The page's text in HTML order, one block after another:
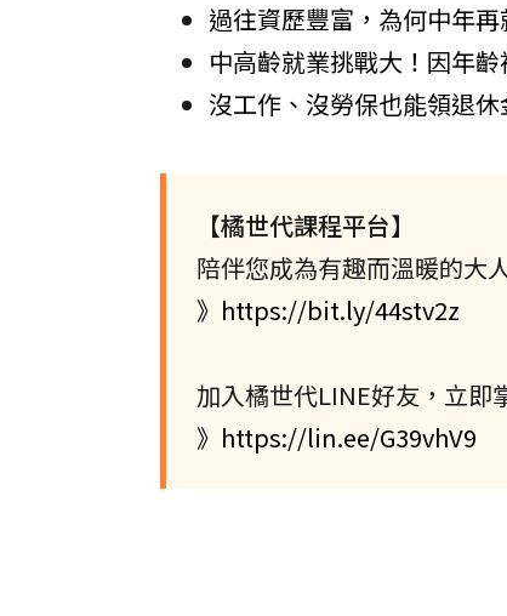
過往資歷豐富，為何中年
中高齡就業挑戰大！因年
沒工作、沒勞保也能領退
【橘世代課程平台】
陪伴您成為有趣而溫暖的大
》https://bit.ly/44stv2z
加入橘世代LINE好友，立即
》https://lin.ee/G39vhV9